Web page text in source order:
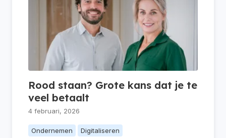
Rood staan? Grote kans dat je te
veel betaalt
4 februari, 2026
Ondernemen
Digitaliseren